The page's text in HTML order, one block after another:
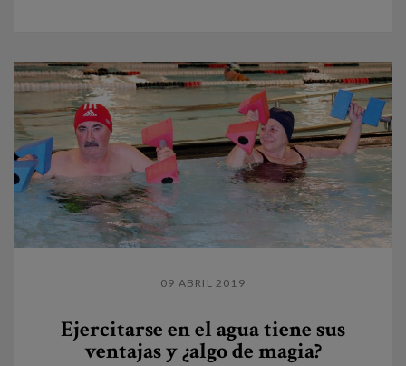
09 ABRIL 2019
Ejercitarse en el agua tiene sus
ventajas y ¿algo de magia?